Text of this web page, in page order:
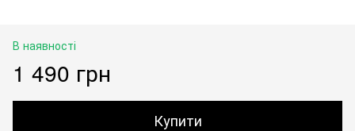
В наявності
1 490 грн
Купити